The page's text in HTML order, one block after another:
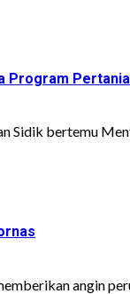
Program
Sidik bertemu
angin